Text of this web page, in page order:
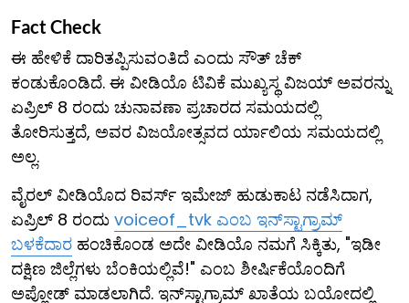
Fact Check
ಈ ಹೇಳಿಕೆ ದಾರಿತಪ್ಪಿಸುವಂತಿದೆ ಎಂದು ಸೌತ್ ಚೆಕ್
ಕಂಡುಕೊಂಡಿದೆ. ಈ ವೀಡಿಯೊ ಟಿವಿಕೆ ಮುಖ್ಯಸ್ಥ ವಿಜಯ್ ಅವರನ್ನು
ಏಪ್ರಿಲ್ 8 ರಂದು ಚುನಾವಣಾ ಪ್ರಚಾರದ ಸಮಯದಲ್ಲಿ
ತೋರಿಸುತ್ತದೆ, ಅವರ ವಿಜಯೋತ್ಸವದ ರ್ಯಾಲಿಯ ಸಮಯದಲ್ಲಿ
ಅಲ್ಲ.
ವೈರಲ್ ವೀಡಿಯೊದ ರಿವರ್ಸ್ ಇಮೇಜ್ ಹುಡುಕಾಟ ನಡೆಸಿದಾಗ,
ಏಪ್ರಿಲ್ 8 ರಂದು voiceof_tvk ಎಂಬ ಇನ್‌ಸ್ಟಾಗ್ರಾಮ್
ಬಳಕೆದಾರ ಹಂಚಿಕೊಂಡ ಅದೇ ವೀಡಿಯೊ ನಮಗೆ ಸಿಕ್ಕಿತು, "ಇಡೀ
ದಕ್ಷಿಣ ಜಿಲ್ಲೆಗಳು ಬೆಂಕಿಯಲ್ಲಿವೆ!" ಎಂಬ ಶೀರ್ಷಿಕೆಯೊಂದಿಗೆ
ಅಪ್ಲೋಡ್ ಮಾಡಲಾಗಿದೆ. ಇನ್‌ಸ್ಟಾಗ್ರಾಮ್ ಖಾತೆಯ ಬಯೋದಲ್ಲಿ